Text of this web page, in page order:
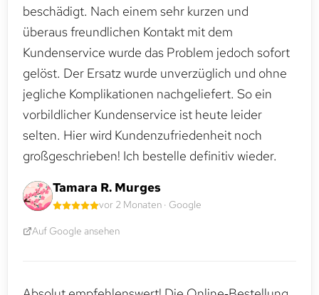
beschädigt. Nach einem sehr kurzen und
überaus freundlichen Kontakt mit dem
Kundenservice wurde das Problem jedoch sofort
gelöst. Der Ersatz wurde unverzüglich und ohne
jegliche Komplikationen nachgeliefert. So ein
vorbildlicher Kundenservice ist heute leider
selten. Hier wird Kundenzufriedenheit noch
großgeschrieben! Ich bestelle definitiv wieder.
Tamara R. Murges
vor 2 Monaten · Google
Auf Google ansehen